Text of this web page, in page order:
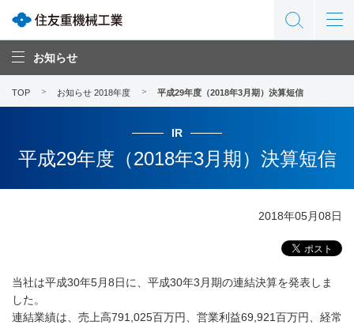
お知らせ
TOP お知らせ 2018年度 平成29年度（2018年3月期）決算短信
IR
平成29年度（2018年3月期）決算短信
2018年05月08日
当社は平成30年5月8日に、平成30年3月期の連結決算を発表しま
した。
連結業績は、売上高791,025百万円、営業利益69,921百万円、経常